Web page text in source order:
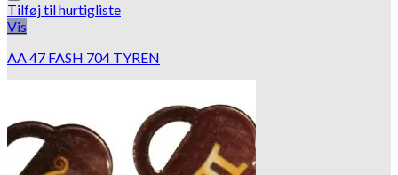
Tilføj til hurtigliste
Vis
AA 47 FASH 704 TYREN